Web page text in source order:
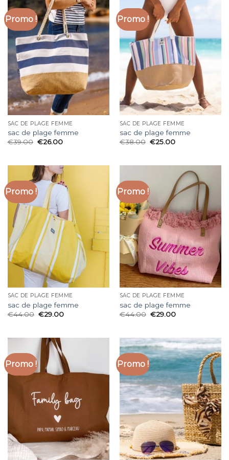
Promo !
SAC DE PLAGE FEMME
sac de plage femme
€39.00 €26.00
Promo !
SAC DE PLAGE FEMME
sac de plage femme
€38.00 €25.00
Promo !
SAC DE PLAGE FEMME
sac de plage femme
€44.00 €29.00
Promo !
SAC DE PLAGE FEMME
sac de plage femme
€44.00 €29.00
Promo ! Promo !